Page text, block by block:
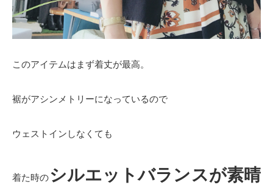
このアイテムはまず着丈が最高。
裾がアシンメトリーになっているので
ウェストインしなくても
着た時のシルエットバランスが素晴